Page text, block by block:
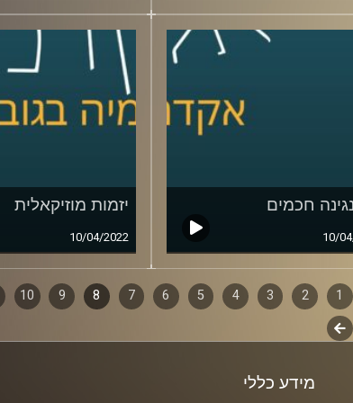
חכמים
10/
יזמות מוזיקאלית
10/04/2022
1
2
3
4
5
6
7
8
9
10
לשלב
מידע כללי